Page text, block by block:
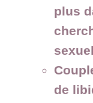
plus
de